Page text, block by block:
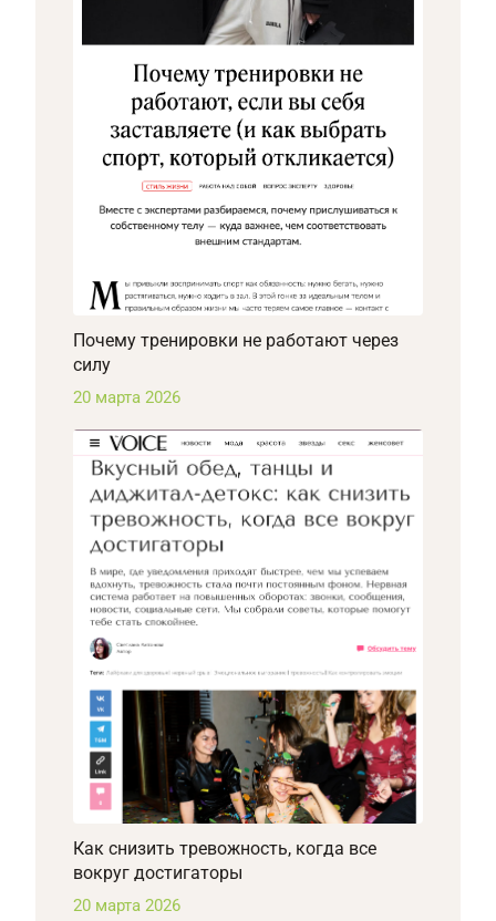
Почему тренировки не работают через
силу
20 марта 2026
Как снизить тревожность, когда все
вокруг достигаторы
20 марта 2026